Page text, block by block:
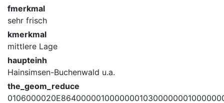
fmerkmal
sehr frisch
kmerkmal
mittlere Lage
haupteinh
Hainsimsen-Buchenwald u.a.
the_geom_reduce